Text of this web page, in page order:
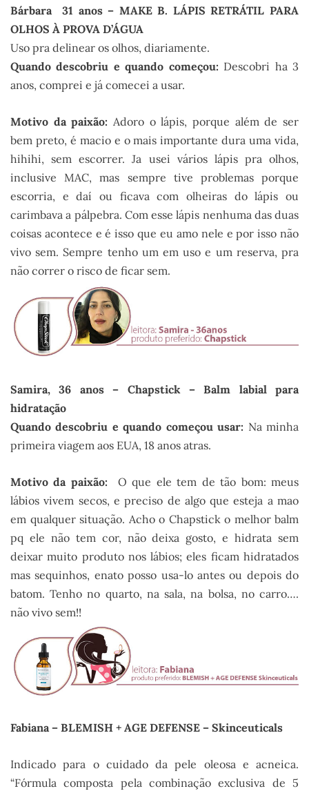
Bárbara 31 anos – MAKE B. LÁPIS RETRÁTIL PARA
OLHOS À PROVA D’ÁGUA
Uso pra delinear os olhos, diariamente.
Quando descobriu e quando começou: Descobri ha 3
anos, comprei e já comecei a usar.
Motivo da paixão: Adoro o lápis, porque além de ser
bem preto, é macio e o mais importante dura uma vida,
hihihi, sem escorrer. Ja usei vários lápis pra olhos,
inclusive MAC, mas sempre tive problemas porque
escorria, e daí ou ficava com olheiras do lápis ou
carimbava a pálpebra. Com esse lápis nenhuma das duas
coisas acontece e é isso que eu amo nele e por isso não
vivo sem. Sempre tenho um em uso e um reserva, pra
não correr o risco de ficar sem.
Samira, 36 anos – Chapstick – Balm labial para
hidratação
Quando descobriu e quando começou usar: Na minha
primeira viagem aos EUA, 18 anos atras.
Motivo da paixão:
O que ele tem de tão bom: meus
lábios vivem secos, e preciso de algo que esteja a mao
em qualquer situação. Acho o Chapstick o melhor balm
pq ele não tem cor, não deixa gosto, e hidrata sem
deixar muito produto nos lábios; eles ficam hidratados
mas sequinhos, enato posso usa-lo antes ou depois do
batom. Tenho no quarto, na sala, na bolsa, no carro….
não vivo sem!!
Fabiana – BLEMISH + AGE DEFENSE – Skinceuticals
Indicado para o cuidado da pele oleosa e acneica.
“Fórmula composta pela combinação exclusiva de 5